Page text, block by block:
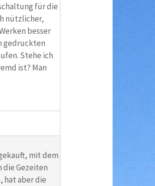
für die
nützlicher,
besser
gedruckten
Stehe ich
ist? Man
mit dem
die Gezeiten
hat aber die